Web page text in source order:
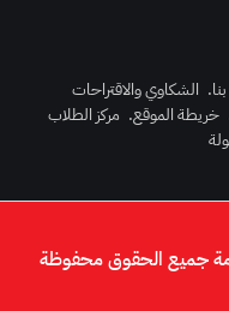
. الشكاوي والاقتراحات
خريطة الموقع. مركز الطلاب